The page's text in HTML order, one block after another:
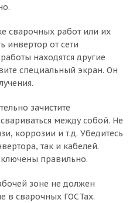
сварочных работ или их
инвертор от сети
находятся другие
специальный экран. Он
зачистите
между собой. Не
коррозии и т.д. Убедитесь
так и кабелей.
правильно.
зоне не должен
в сварочных ГОСТах.